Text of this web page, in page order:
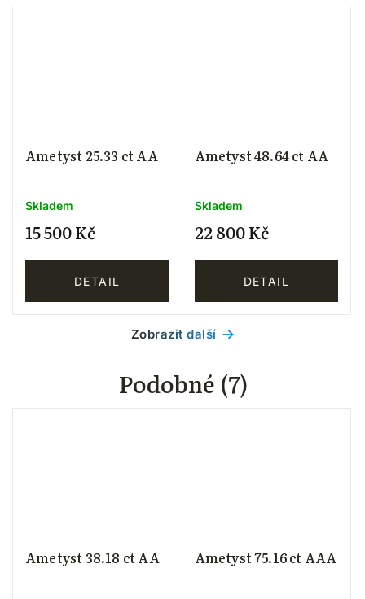
Ametyst 25.33 ct AA
Skladem
15 500 Kč
DETAIL
Ametyst 48.64 ct AA
Skladem
22 800 Kč
DETAIL
Zobrazit další
Podobné (7)
Ametyst 38.18 ct AA Ametyst 75.16 ct AAA